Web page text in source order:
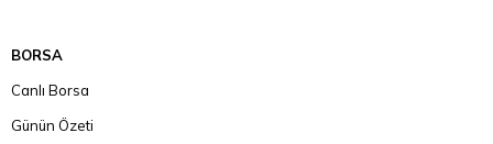
BORSA
Canlı Borsa
Günün Özeti